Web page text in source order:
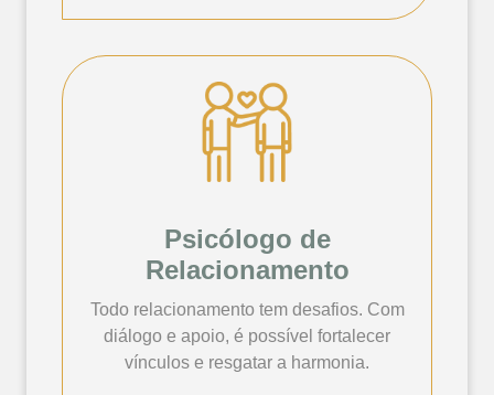
Psicólogo de
Relacionamento
Todo relacionamento tem desafios. Com
diálogo e apoio, é possível fortalecer
vínculos e resgatar a harmonia.